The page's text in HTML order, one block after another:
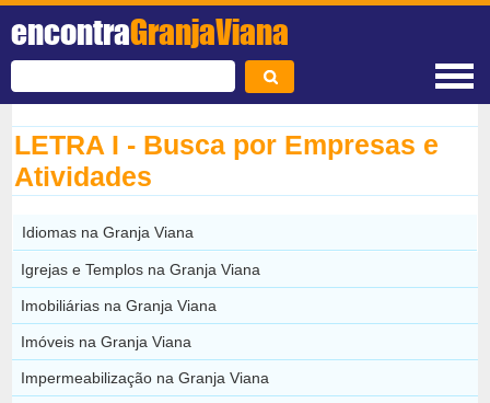
encontraGranjaViana
LETRA I - Busca por Empresas e
Atividades
Idiomas na Granja Viana
Igrejas e Templos na Granja Viana
Imobiliárias na Granja Viana
Imóveis na Granja Viana
Impermeabilização na Granja Viana